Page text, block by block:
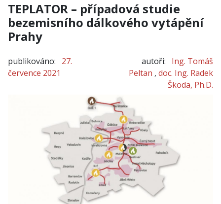
TEPLATOR – případová studie
bezemisního dálkového vytápění
Prahy
publikováno:
27.
července 2021
autoři:
Ing. Tomáš
Peltan , doc. Ing. Radek
Škoda, Ph.D.